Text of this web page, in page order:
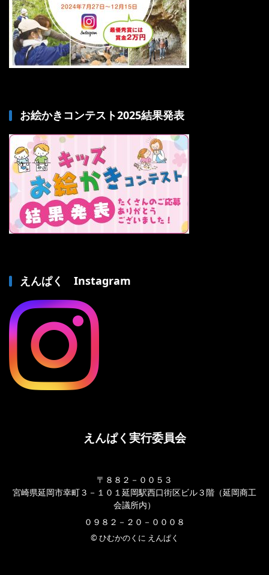
お絵かきコンテスト2025結果発表
えんぱく Instagram
えんぱく実行委員会
〒８８２－００５３
宮崎県延岡市幸町３－１０１延岡駅西口街区ビル３階（延岡商工
会議所内）
０９８２－２０－０００８
© ひむかのくに えんぱく